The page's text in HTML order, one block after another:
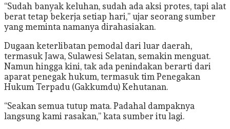
“Sudah banyak keluhan, sudah ada aksi protes, tapi alat
berat tetap bekerja setiap hari,” ujar seorang sumber
yang meminta namanya dirahasiakan.
Dugaan keterlibatan pemodal dari luar daerah,
termasuk Jawa, Sulawesi Selatan, semakin menguat.
Namun hingga kini, tak ada penindakan berarti dari
aparat penegak hukum, termasuk tim Penegakan
Hukum Terpadu (Gakkumdu) Kehutanan.
“Seakan semua tutup mata. Padahal dampaknya
langsung kami rasakan,” kata sumber itu lagi.